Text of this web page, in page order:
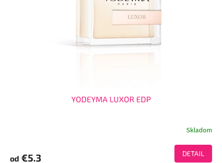
YODEYMA LUXOR EDP
Skladom
od €5.3 DETAIL